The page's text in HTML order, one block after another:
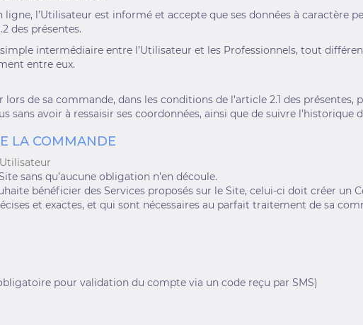
ligne, l’Utilisateur est informé et accepte que ses données à caractère
des présentes.
simple intermédiaire entre l’Utilisateur et les Professionnels, tout
entre eux.
de sa commande, dans les conditions de l’article 2.1 des
sans avoir à ressaisir ses coordonnées, ainsi que de suivre l’historique
LA COMMANDE
sans qu’aucune obligation n’en découle.
bénéficier des Services proposés sur le Site, celui-ci doit créer un
et exactes, et qui sont nécessaires au parfait traitement de sa
pour validation du compte via un code reçu par SMS)